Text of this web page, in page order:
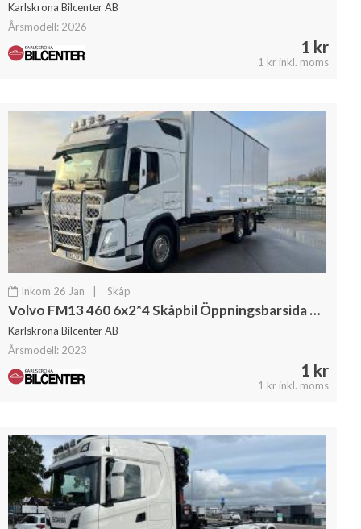
Karlskrona Bilcenter AB
Årsmodell: 2026
1 kr
1 kr inkl. moms
Inkom 26 Jan Skåp
Volvo FM13 460 6x2*4 Skåpbil Öppningsbarsida & Dubbla lastplan
Karlskrona Bilcenter AB
Årsmodell: 2023
1 kr
1 kr inkl. moms